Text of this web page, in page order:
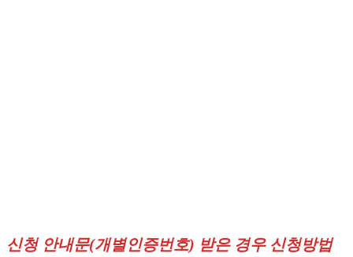
신청 안내문(개별인증번호) 받은 경우 신청방법